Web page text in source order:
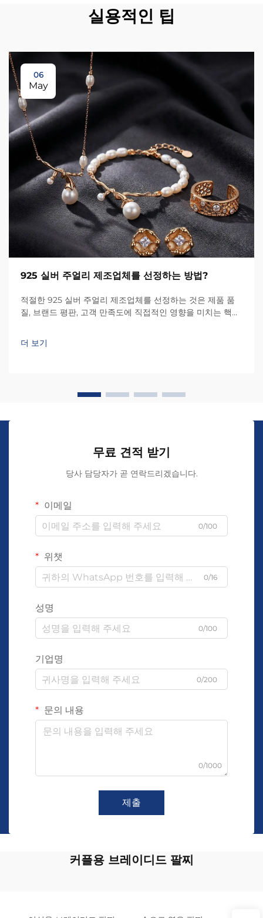
실용적인 팁
06
May
925 실버 주얼리 제조업체를 선정하는 방법?
적절한 925 실버 주얼리 제조업체를 선정하는 것은 제품 품
질, 브랜드 평판, 고객 만족도에 직접적인 영향을 미치는 핵심
내구성뿐 아니라...
더 보기
무료 견적 받기
당사 담당자가 곧 연락드리겠습니다.
이메일
0/100
위챗
0/16
성명
0/100
기업명
0/200
문의 내용
0/1000
제출
커플용 브레이디드 팔찌